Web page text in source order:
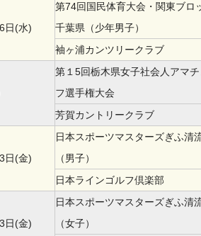
日(水)
第74回国民体育大会・関東ブロ
千葉県（少年男子）
袖ヶ浦カンツリークラブ
第１5回栃木県女子社会人アマ
フ選手権大会
芳賀カントリークラブ
日(金)
日本スポーツマスターズぎふ清
（男子）
日本ラインゴルフ倶楽部
日(金)
日本スポーツマスターズぎふ清
（女子）